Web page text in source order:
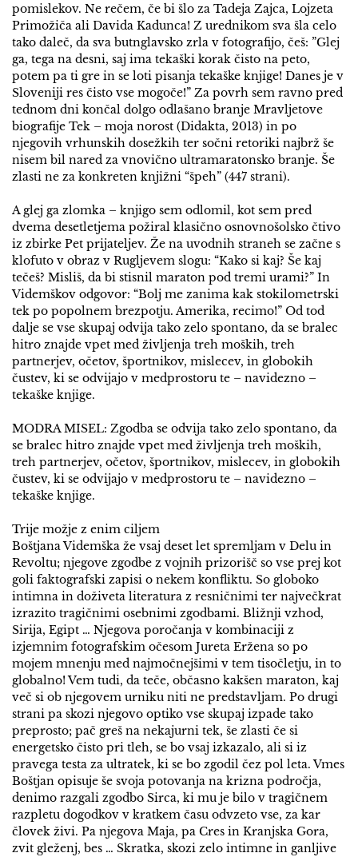
pomislekov. Ne rečem, če bi šlo za Tadeja Zajca, Lojzeta
Primožiča ali Davida Kadunca! Z urednikom sva šla celo
tako daleč, da sva butnglavsko zrla v fotografijo, češ: ”Glej
ga, tega na desni, saj ima tekaški korak čisto na peto,
potem pa ti gre in se loti pisanja tekaške knjige! Danes je v
Sloveniji res čisto vse mogoče!” Za povrh sem ravno pred
tednom dni končal dolgo odlašano branje Mravljetove
biografije Tek – moja norost (Didakta, 2013) in po
njegovih vrhunskih dosežkih ter sočni retoriki najbrž še
nisem bil nared za vnovično ultramaratonsko branje. Še
zlasti ne za konkreten knjižni “špeh” (447 strani).
A glej ga zlomka – knjigo sem odlomil, kot sem pred
dvema desetletjema požiral klasično osnovnošolsko čtivo
iz zbirke Pet prijateljev. Že na uvodnih straneh se začne s
klofuto v obraz v Rugljevem slogu: “Kako si kaj? Še kaj
tečeš? Misliš, da bi stisnil maraton pod tremi urami?” In
Videmškov odgovor: “Bolj me zanima kak stokilometrski
tek po popolnem brezpotju. Amerika, recimo!” Od tod
dalje se vse skupaj odvija tako zelo spontano, da se bralec
hitro znajde vpet med življenja treh moških, treh
partnerjev, očetov, športnikov, mislecev, in globokih
čustev, ki se odvijajo v medprostoru te – navidezno –
tekaške knjige.
MODRA MISEL: Zgodba se odvija tako zelo spontano, da
se bralec hitro znajde vpet med življenja treh moških,
treh partnerjev, očetov, športnikov, mislecev, in globokih
čustev, ki se odvijajo v medprostoru te – navidezno –
tekaške knjige.
Trije možje z enim ciljem
Boštjana Videmška že vsaj deset let spremljam v Delu in
Revoltu; njegove zgodbe z vojnih prizorišč so vse prej kot
goli faktografski zapisi o nekem konfliktu. So globoko
intimna in doživeta literatura z resničnimi ter največkrat
izrazito tragičnimi osebnimi zgodbami. Bližnji vzhod,
Sirija, Egipt … Njegova poročanja v kombinaciji z
izjemnim fotografskim očesom Jureta Eržena so po
mojem mnenju med najmočnejšimi v tem tisočletju, in to
globalno! Vem tudi, da teče, občasno kakšen maraton, kaj
več si ob njegovem urniku niti ne predstavljam. Po drugi
strani pa skozi njegovo optiko vse skupaj izpade tako
preprosto; pač greš na nekajurni tek, še zlasti če si
energetsko čisto pri tleh, se bo vsaj izkazalo, ali si iz
pravega testa za ultratek, ki se bo zgodil čez pol leta. Vmes
Boštjan opisuje še svoja potovanja na krizna področja,
denimo razgali zgodbo Sirca, ki mu je bilo v tragičnem
razpletu dogodkov v kratkem času odvzeto vse, za kar
človek živi. Pa njegova Maja, pa Cres in Kranjska Gora,
zvit gleženj, bes … Skratka, skozi zelo intimne in ganljive